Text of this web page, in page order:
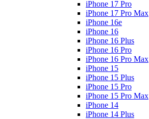
iPhone 17 Pro
iPhone 17 Pro Max
iPhone 16e
iPhone 16
iPhone 16 Plus
iPhone 16 Pro
iPhone 16 Pro Max
iPhone 15
iPhone 15 Plus
iPhone 15 Pro
iPhone 15 Pro Max
iPhone 14
iPhone 14 Plus